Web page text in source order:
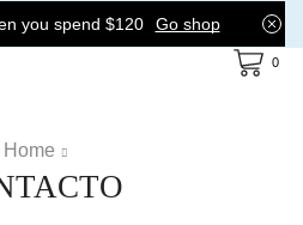
you spend $120 Go shop
0
Home